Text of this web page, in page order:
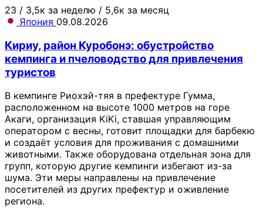
23 / 3,5к за неделю / 5,6к за месяц
Япония 09.08.2026
Кириу, район Куробонэ: обустройство
кемпинга и пчеловодство для привлечения
туристов
В кемпинге Риохэй-тяя в префектуре Гумма,
расположенном на высоте 1000 метров на горе
Акаги, организация KiKi, ставшая управляющим
оператором с весны, готовит площадки для барбекю
и создаёт условия для проживания с домашними
животными. Также оборудована отдельная зона для
групп, которую другие кемпинги избегают из-за
шума. Эти меры направлены на привлечение
посетителей из других префектур и оживление
региона.